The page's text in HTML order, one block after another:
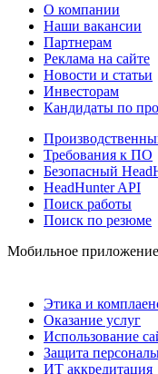
О компании
Наши вакансии
Партнерам
Реклама на сайте
Новости и статьи
Инвесторам
Кандидаты по
Требования к ПО
Безопасный
HeadHunter API
Поиск работы
Поиск по резюме
Мобильное приложение
Этика и
Оказание услуг
Использование
Защита
ИТ аккредитация